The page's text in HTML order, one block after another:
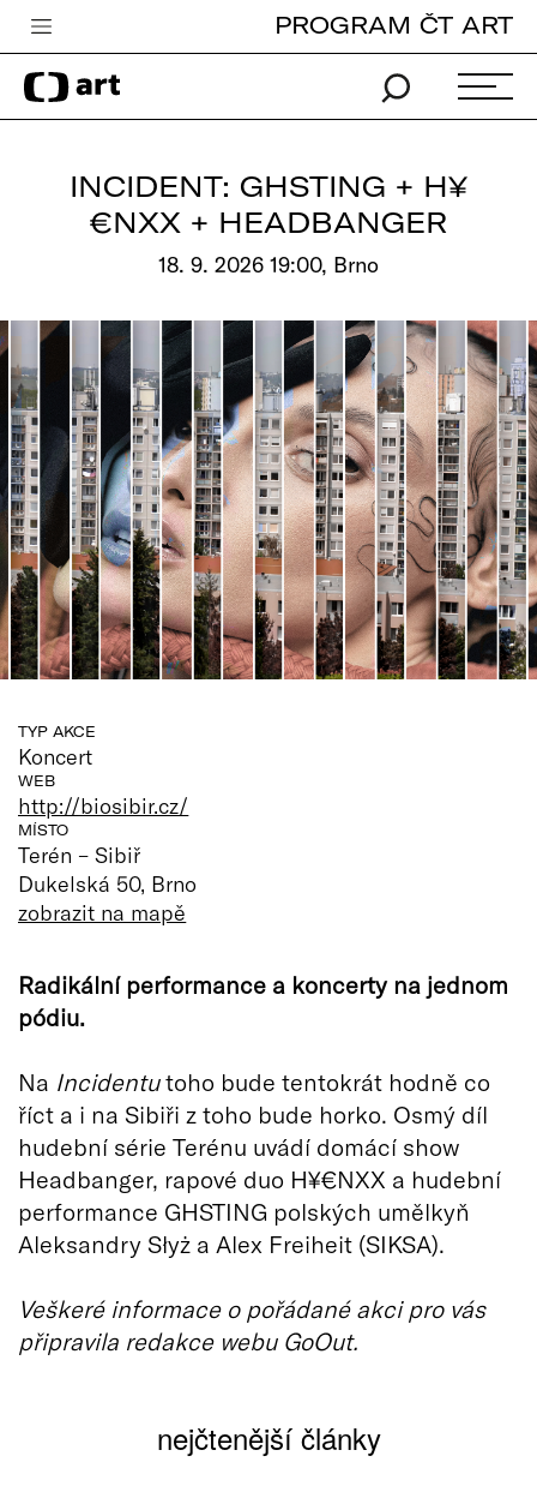
Česká televize
Zpravodajství
Vše o ČT
PROGRAM ČT ART
INCIDENT: GHSTING + H¥
€NXX + HEADBANGER
18. 9. 2026 19:00, Brno
TYP AKCE
Koncert
WEB
http://biosibir.cz/
MÍSTO
Terén – Sibiř
Dukelská 50, Brno
zobrazit na mapě
Radikální performance a koncerty na jednom
pódiu.
Na Incidentutoho bude tentokrát hodně co
říct a i na Sibiři z toho bude horko. Osmý díl
hudební série Terénu uvádí domácí show
Headbanger, rapové duo H¥€NXX a hudební
performance GHSTING polských umělkyň
Aleksandry Słyż a Alex Freiheit (SIKSA).
Veškeré informace o pořádané akci pro vás
připravila redakce webu GoOut.
nejčtenější články